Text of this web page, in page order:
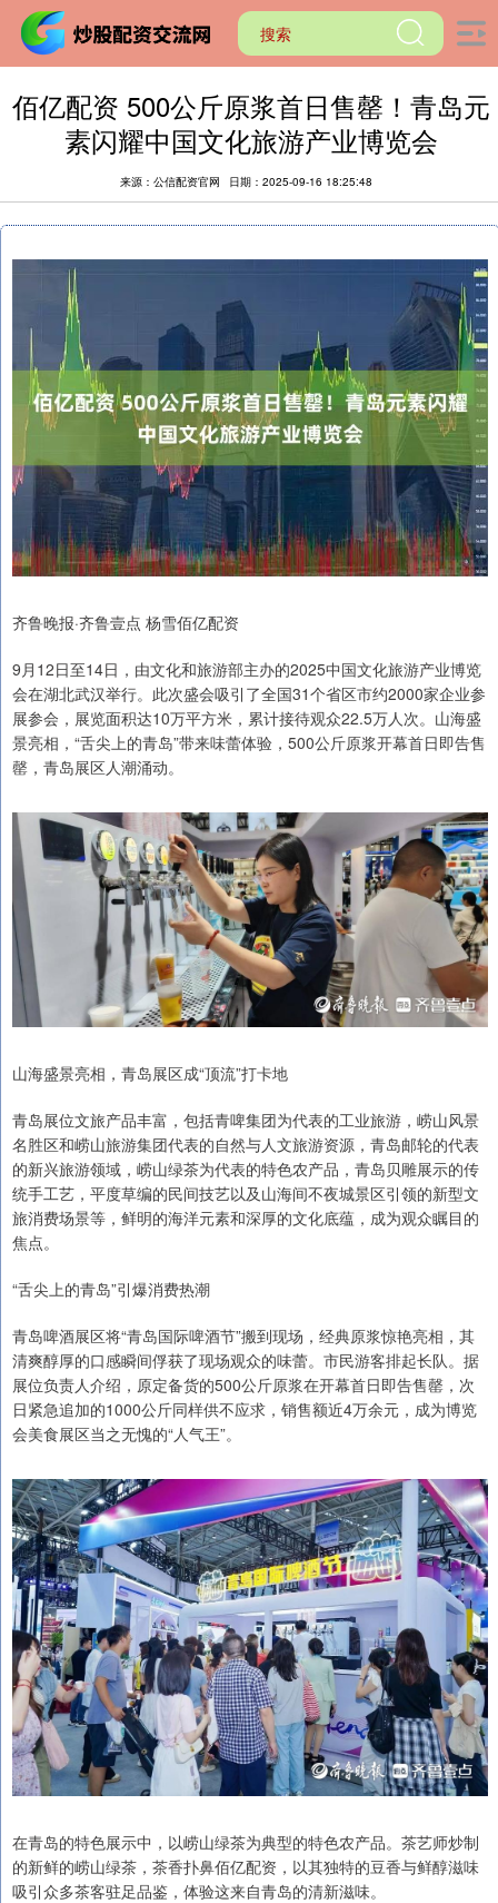
佰亿配资 500公斤原浆首日售罄！青岛元
素闪耀中国文化旅游产业博览会
来源：公信配资官网 日期：2025-09-16 18:25:48
齐鲁晚报·齐鲁壹点 杨雪佰亿配资
9月12日至14日，由文化和旅游部主办的2025中国文化旅游产业博览
会在湖北武汉举行。此次盛会吸引了全国31个省区市约2000家企业参
展参会，展览面积达10万平方米，累计接待观众22.5万人次。山海盛
景亮相，“舌尖上的青岛”带来味蕾体验，500公斤原浆开幕首日即告售
罄，青岛展区人潮涌动。
山海盛景亮相，青岛展区成“顶流”打卡地
青岛展位文旅产品丰富，包括青啤集团为代表的工业旅游，崂山风景
名胜区和崂山旅游集团代表的自然与人文旅游资源，青岛邮轮的代表
的新兴旅游领域，崂山绿茶为代表的特色农产品，青岛贝雕展示的传
统手工艺，平度草编的民间技艺以及山海间不夜城景区引领的新型文
旅消费场景等，鲜明的海洋元素和深厚的文化底蕴，成为观众瞩目的
焦点。
“舌尖上的青岛”引爆消费热潮
青岛啤酒展区将“青岛国际啤酒节”搬到现场，经典原浆惊艳亮相，其
清爽醇厚的口感瞬间俘获了现场观众的味蕾。市民游客排起长队。据
展位负责人介绍，原定备货的500公斤原浆在开幕首日即告售罄，次
日紧急追加的1000公斤同样供不应求，销售额近4万余元，成为博览
会美食展区当之无愧的“人气王”。
在青岛的特色展示中，以崂山绿茶为典型的特色农产品。茶艺师炒制
的新鲜的崂山绿茶，茶香扑鼻佰亿配资，以其独特的豆香与鲜醇滋味
吸引众多茶客驻足品鉴，体验这来自青岛的清新滋味。